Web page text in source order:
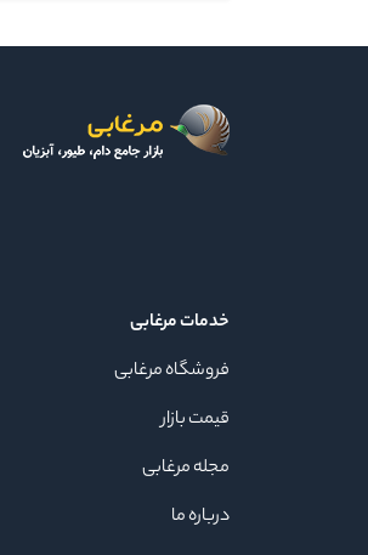
خدمات مرغابی
فروشگاه مرغابی
قیمت بازار
مجله مرغابی
درباره ما